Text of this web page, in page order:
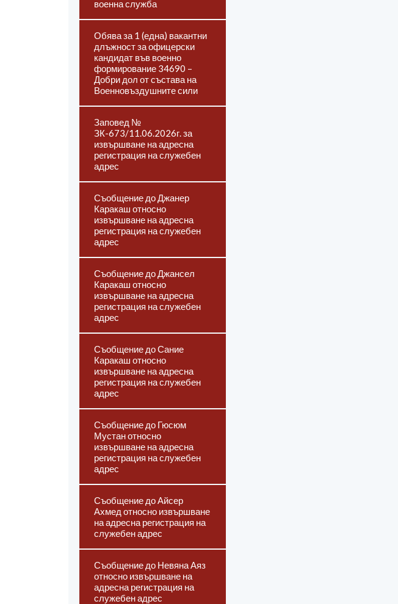
военна служба
Обява за 1 (една) вакантни
длъжност за офицерски
кандидат във военно
формирование 34690 –
Добри дол от състава на
Военновъздушните сили
Заповед №
ЗК-673/11.06.2026г. за
извършване на адресна
регистрация на служебен
адрес
Съобщение до Джанер
Каракаш относно
извършване на адресна
регистрация на служебен
адрес
Съобщение до Джансел
Каракаш относно
извършване на адресна
регистрация на служебен
адрес
Съобщение до Сание
Каракаш относно
извършване на адресна
регистрация на служебен
адрес
Съобщение до Гюсюм
Мустан относно
извършване на адресна
регистрация на служебен
адрес
Съобщение до Айсер
Ахмед относно извършване
на адресна регистрация на
служебен адрес
Съобщение до Невяна Аяз
относно извършване на
адресна регистрация на
служебен адрес